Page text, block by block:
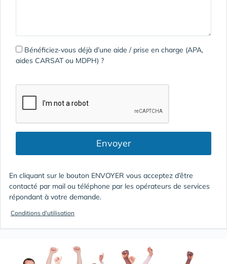
Bénéficiez-vous déjà d’une aide / prise en charge (APA,
aides CARSAT ou MDPH) ?
Envoyer
En cliquant sur le bouton ENVOYER vous acceptez d’être
contacté par mail ou téléphone par les opérateurs de services
répondant à votre demande.
Conditions d'utilisation